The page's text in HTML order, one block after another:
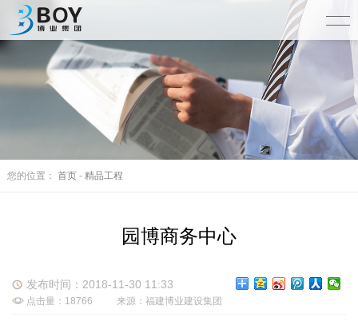
您的位置： 首页- 精品工程
园博商务中心
发布时间：2018-11-30 11:33
点击量：18766 来源：福建博业建设集团